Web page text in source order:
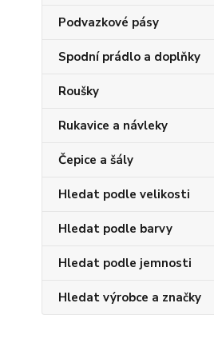
Podvazkové pásy
Spodní prádlo a doplňky
Roušky
Rukavice a návleky
Čepice a šály
Hledat podle velikosti
Hledat podle barvy
Hledat podle jemnosti
Hledat výrobce a značky